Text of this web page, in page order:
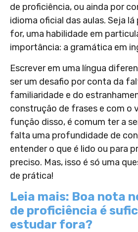
de proficiência, ou ainda por
idioma oficial das aulas. Seja
for, uma habilidade em
importância: a gramática em
Escrever em uma língua
ser um desafio por conta da
familiaridade e do
construção de frases e com o
função disso, é comum ter a
falta uma profundidade de
entender o que é lido ou para
preciso. Mas, isso é só uma
de prática!
Leia mais: Boa nota
de proficiência é
estudar fora?